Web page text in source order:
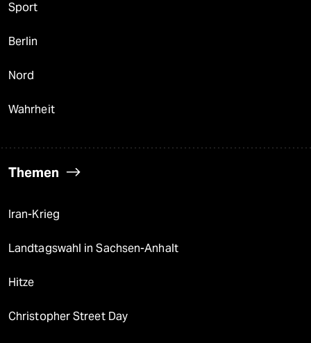
Sport
Berlin
Nord
Wahrheit
Themen
Iran-Krieg
Landtagswahl in Sachsen-Anhalt
Hitze
Christopher Street Day